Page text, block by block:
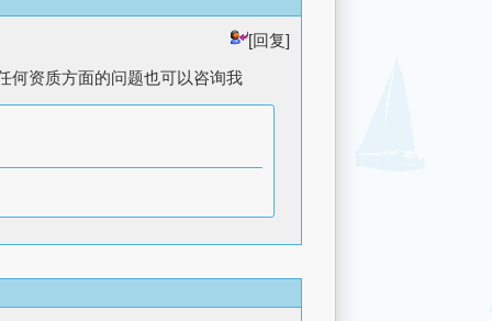
[回复]
何资质方面的问题也可以咨询我